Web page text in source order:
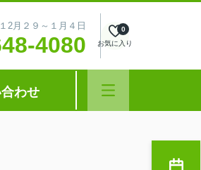
2月２９～１月４日
4080 お気に入り
0
わせ